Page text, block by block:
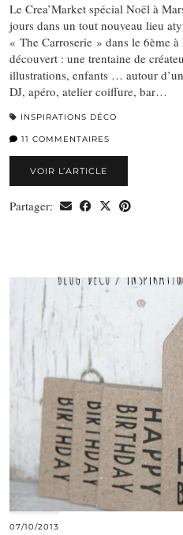
Le Crea’Market spécial Noël à
jours dans un tout nouveau lieu
« The Carroserie » dans le 6ème
découvert : une trentaine de
illustrations, enfants … autour
DJ, apéro, atelier coiffure, bar…
INSPIRATIONS DÉCO
11 COMMENTAIRES
VOIR L’ARTICLE
Partager:
07/10/2013